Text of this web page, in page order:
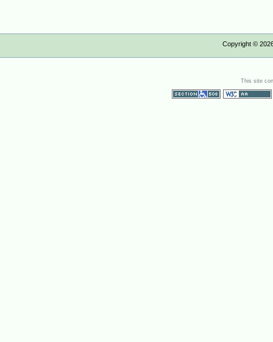
Copyright ©
This site